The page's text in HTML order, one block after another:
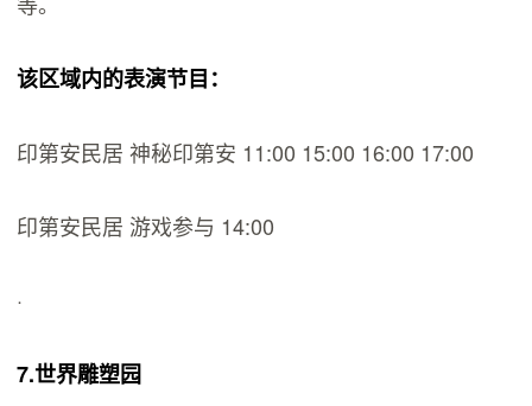
该区域内的表演节目：
印第安民居 神秘印第安 11:00 15:00 16:00 17:00
印第安民居 游戏参与 14:00
·
7.世界雕塑园